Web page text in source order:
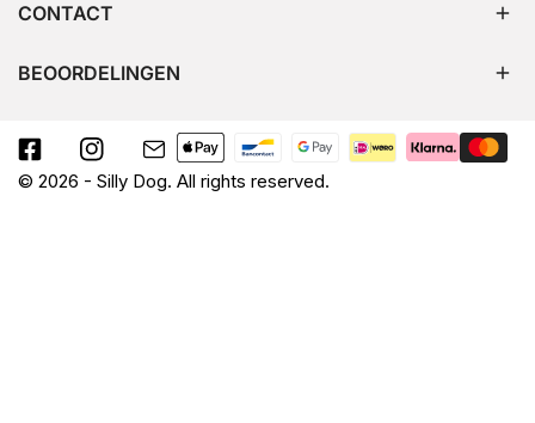
CONTACT
BEOORDELINGEN
FacebookInstagramEmail
© 2026 - Silly Dog. All rights reserved.
Betaalmethodes